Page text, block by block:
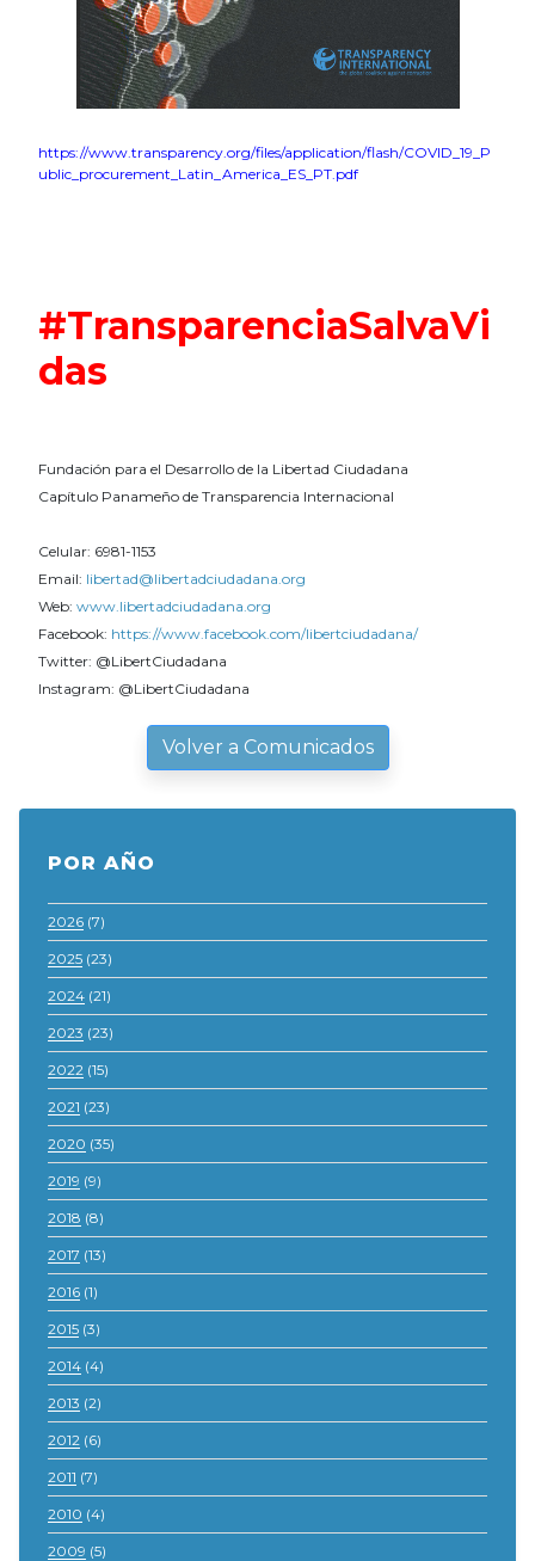
https://www.transparency.org/files/application/flash/COVID_19_P
ublic_procurement_Latin_America_ES_PT.pdf
#TransparenciaSalvaVi
das
Fundación para el Desarrollo de la Libertad Ciudadana
Capítulo Panameño de Transparencia Internacional
Celular: 6981-1153
Email: libertad@libertadciudadana.org
Web: www.libertadciudadana.org
Facebook: https://www.facebook.com/libertciudadana/
Twitter: @LibertCiudadana
Instagram: @LibertCiudadana
Volver a Comunicados
POR AÑO
2026 (7)
2025 (23)
2024 (21)
2023 (23)
2022 (15)
2021 (23)
2020 (35)
2019 (9)
2018 (8)
2017 (13)
2016 (1)
2015 (3)
2014 (4)
2013 (2)
2012 (6)
2011 (7)
2010 (4)
2009 (5)